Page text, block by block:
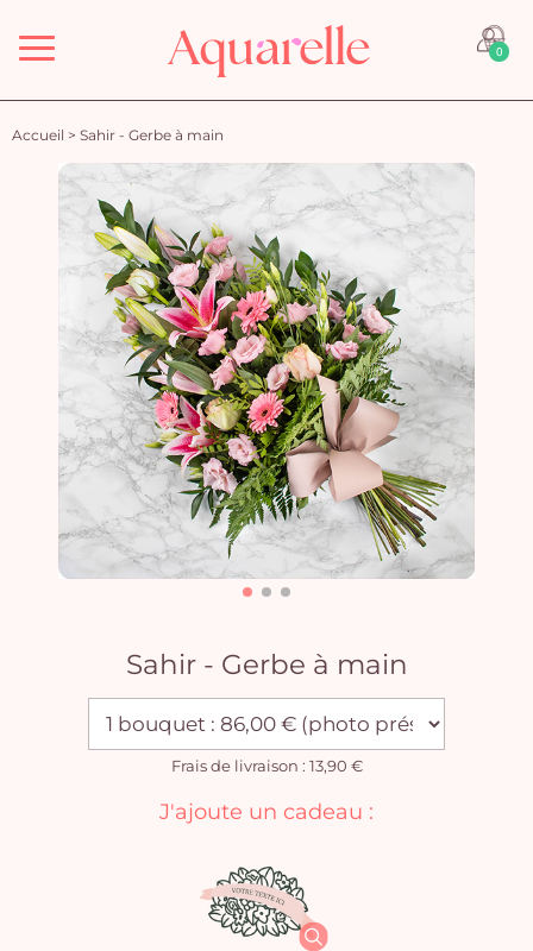
Menu 0
Accueil > Sahir - Gerbe à main
Sahir - Gerbe à main
Frais de livraison : 13,90 €
J'ajoute un cadeau :